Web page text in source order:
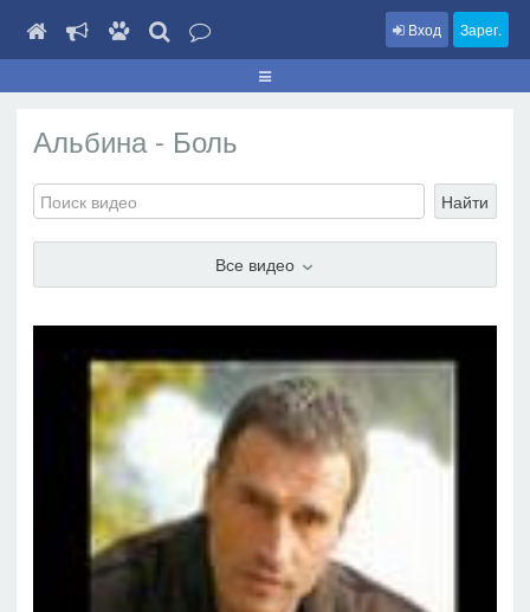
Вход Зарег.
Альбина - Боль
Найти
Все видео